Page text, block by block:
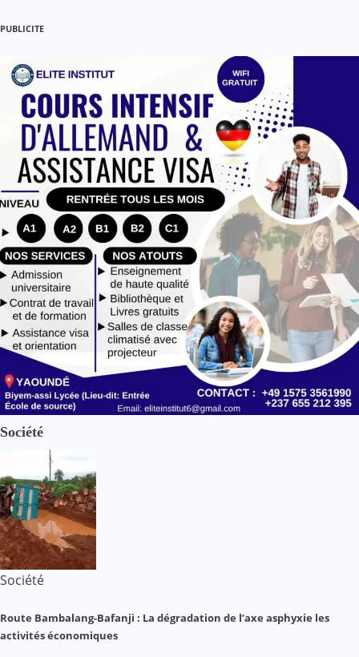
PUBLICITE
Société
Société
Route Bambalang-Bafanji : La dégradation de l’axe asphyxie les
activités économiques